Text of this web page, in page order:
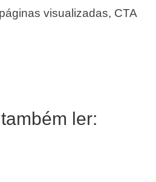
visualizadas, CTA
ler: